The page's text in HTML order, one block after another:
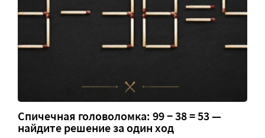
Спичечная головоломка: 99 − 38 = 53 —
найдите решение за один ход